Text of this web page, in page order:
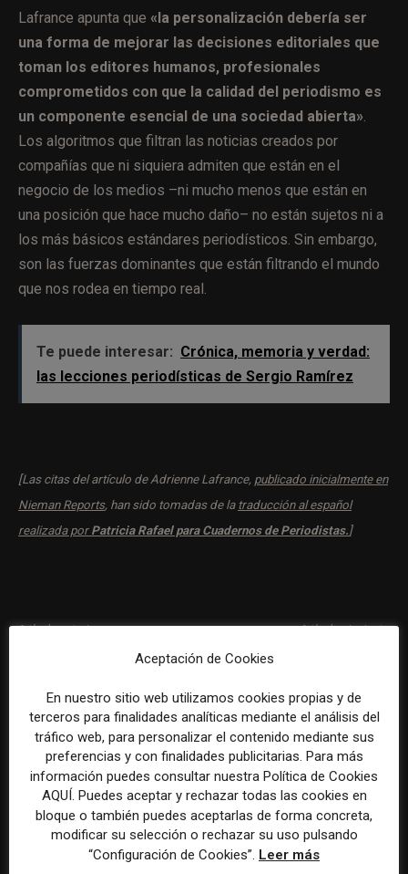
Lafrance apunta que «la personalización debería ser
una forma de mejorar las decisiones editoriales que
toman los editores humanos, profesionales
comprometidos con que la calidad del periodismo es
un componente esencial de una sociedad abierta».
Los algoritmos que filtran las noticias creados por
compañías que ni siquiera admiten que están en el
negocio de los medios –ni mucho menos que están en
una posición que hace mucho daño– no están sujetos ni a
los más básicos estándares periodísticos. Sin embargo,
son las fuerzas dominantes que están filtrando el mundo
que nos rodea en tiempo real.
Te puede interesar: Crónica, memoria y verdad:
las lecciones periodísticas de Sergio Ramírez
[Las citas del artículo de Adrienne Lafrance, publicado inicialmente en
Nieman Reports, han sido tomadas de la traducción al español
realizada por Patricia Rafael para Cuadernos de Periodistas.]
Artículo anterior
Un periódico propiedad de los
financiación del periodismo
local
Artículo siguiente
Tres sectores para crear o
en los medios
ARTÍCULOS RELACIONADOS
El gran problema tecnológico de los
medios ya no es la falta de
herramientas, sino su desconexión
Aceptación de Cookies
En nuestro sitio web utilizamos cookies propias y de
terceros para finalidades analíticas mediante el análisis del
tráfico web, para personalizar el contenido mediante sus
preferencias y con finalidades publicitarias. Para más
información puedes consultar nuestra Política de Cookies
AQUÍ. Puedes aceptar y rechazar todas las cookies en
bloque o también puedes aceptarlas de forma concreta,
modificar su selección o rechazar su uso pulsando
“Configuración de Cookies”. Leer más